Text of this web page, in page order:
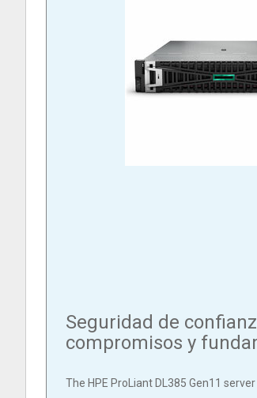
Seguridad de
compromisos y
The HPE ProLiant DL385 Gen11